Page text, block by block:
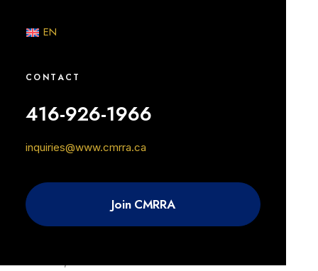
EN
CONTACT
416-926-1966
inquiries@www.cmrra.ca
Join CMRRA
votre compte a été activé. Si vous n’êtes pas encore
Si vous ne savez pas comment vous inscrire, vous
Centre d’aide ici.
Ce que CMRRA Direct peut vous
apporter